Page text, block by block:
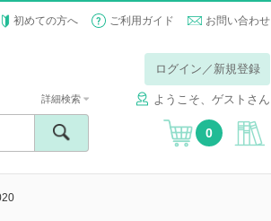
初めての方へ ご利用ガイド お問い合わせ
ログイン／新規登録
ようこそ、ゲストさん
詳細検索
0